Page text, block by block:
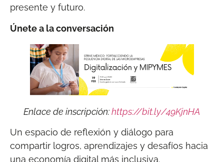
presente y futuro.
Únete a la conversación
Enlace de inscripción:https://bit.ly/49KjnHA
Un espacio de reflexión y diálogo para
compartir logros, aprendizajes y desafíos hacia
una economía digital más inclusiva.